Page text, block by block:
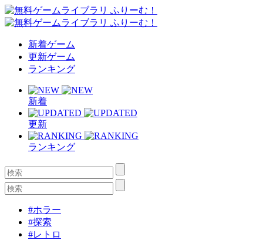
新着ゲーム
更新ゲーム
ランキング
新着
更新
ランキング
#ホラー
#探索
#レトロ